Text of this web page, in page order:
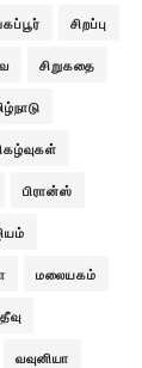
சிறப்பு
சிறுகதை
பிரான்ஸ்
மலையகம்
வவுனியா